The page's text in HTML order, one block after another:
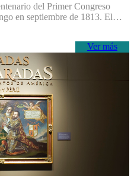
del Primer Congreso
en septiembre de 1813. El…
Ver más